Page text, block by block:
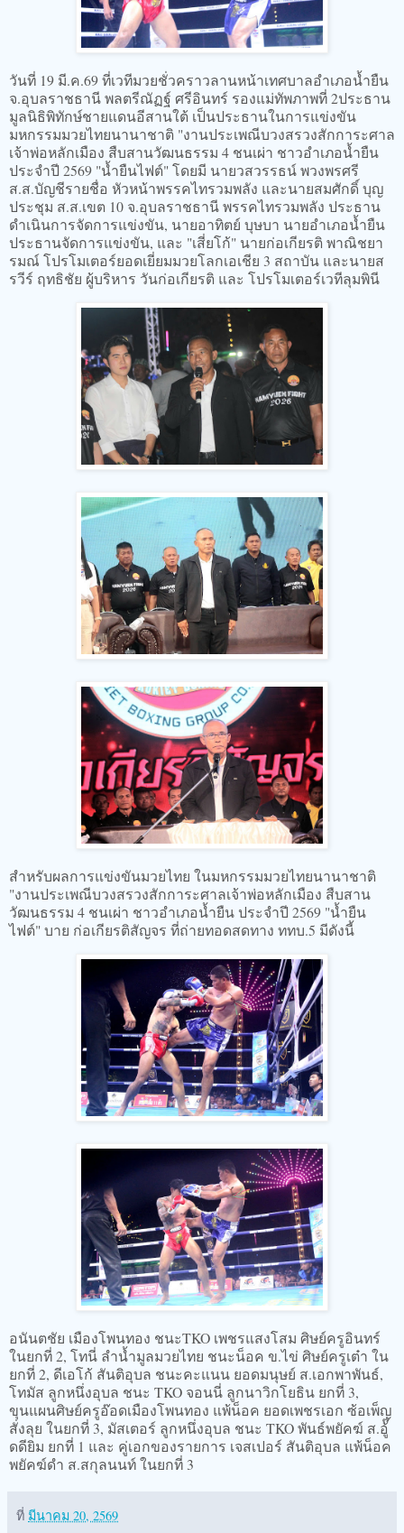
วันที่ 19 มี.ค.69 ที่เวทีมวยชั่วคราวลานหน้าเทศบาลอำเภอน้ำยืน
จ.อุบลราชธานี พลตรีณัฏฐ์ ศรีอินทร์ รองแม่ทัพภาพที่ 2ประธาน
มูลนิธิพิทักษ์ชายแดนอีสานใต้ เป็นประธานในการแข่งขัน
มหกรรมมวยไทยนานาชาติ "งานประเพณีบวงสรวงสักการะศาล
เจ้าพ่อหลักเมือง สืบสานวัฒนธรรม 4 ชนเผ่า ชาวอำเภอน้ำยืน
ประจำปี 2569 "น้ำยืนไฟต์" โดยมี นายวสวรรธน์ พวงพรศรี
ส.ส.บัญชีรายชื่อ หัวหน้าพรรคไทรวมพลัง และนายสมศักดิ์ บุญ
ประชุม ส.ส.เขต 10 จ.อุบลราชธานี พรรคไทรวมพลัง ประธาน
ดำเนินการจัดการแข่งขัน, นายอาทิตย์ บุษบา นายอำเภอน้ำยืน
ประธานจัดการแข่งขัน, และ "เสี่ยโก้" นายก่อเกียรติ พาณิชยา
รมณ์ โปรโมเตอร์ยอดเยี่ยมมวยโลกเอเชีย 3 สถาบัน และนายส
รวีร์ ฤทธิชัย ผู้บริหาร วันก่อเกียรติ และ โปรโมเตอร์เวทีลุมพินี
สำหรับผลการแข่งขันมวยไทย ในมหกรรมมวยไทยนานาชาติ
"งานประเพณีบวงสรวงสักการะศาลเจ้าพ่อหลักเมือง สืบสาน
วัฒนธรรม 4 ชนเผ่า ชาวอำเภอน้ำยืน ประจำปี 2569 "น้ำยืน
ไฟต์" บาย ก่อเกียรติสัญจร ที่ถ่ายทอดสดทาง ททบ.5 มีดังนี้
อนันตชัย เมืองโพนทอง ชนะTKO เพชรแสงโสม ศิษย์ครูอินทร์
ในยกที่ 2, โทนี่ ลำน้ำมูลมวยไทย ชนะน็อค ข.ไข่ ศิษย์ครูเต๋า ใน
ยกที่ 2, ดีเอโก้ สันติอุบล ชนะคะแนน ยอดมนุษย์ ส.เอกพาพันธ์,
โทมัส ลูกหนึ่งอุบล ชนะ TKO จอนนี่ ลูกนาวิกโยธิน ยกที่ 3,
ขุนแผนศิษย์ครูอ๊อดเมืองโพนทอง แพ้น็อค ยอดเพชรเอก ซ้อเพ็ญ
สั่งลุย ในยกที่ 3, มัสเตอร์ ลูกหนึ่งอุบล ชนะ TKO พันธ์พยัคฆ์ ส.อู้๊
ดดียิม ยกที่ 1 และ คู่เอกของรายการ เจสเปอร์ สันติอุบล แพ้น็อค
พยัคฆ์ดำ ส.สกุลนนท์ ในยกที่ 3
ที่ มีนาคม 20, 2569